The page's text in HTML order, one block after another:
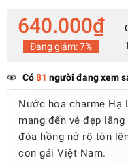
640.000₫
Đang giảm:7%
Có81 người đang xem
Nước hoa charme Hạ
mang đến vẻ đẹp
đóa hồng nở rộ tôn
con gái Việt Nam.